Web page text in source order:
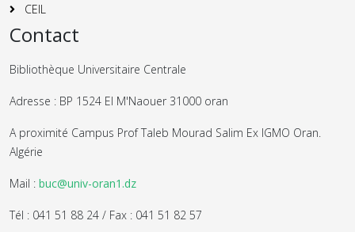
CEIL
Contact
Bibliothèque Universitaire Centrale
Adresse : BP 1524 El M'Naouer 31000 oran
A proximité Campus Prof Taleb Mourad Salim Ex IGMO Oran.
Algérie
Mail : buc@univ-oran1.dz
Tél : 041 51 88 24 / Fax : 041 51 82 57